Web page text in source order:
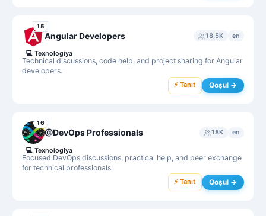
15
Angular Developers 18,5K en
Technical discussions, code help, and project sharing for Angular
developers.
💻 Texnologiya
⚡ Tanıt Qoşul →
16
@DevOps Professionals 18K en
Focused DevOps discussions, practical help, and peer exchange
for technical professionals.
💻 Texnologiya
⚡ Tanıt Qoşul →